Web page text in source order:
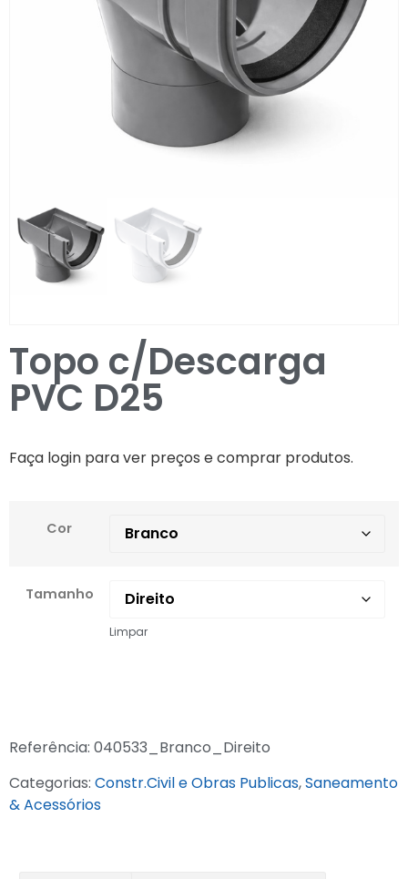
Topo c/Descarga
PVC D25
Faça login para ver preços e comprar produtos.
Cor
Tamanho
Limpar
Referência: 040533_Branco_Direito
Categorias: Constr.Civil e Obras Publicas,Saneamento
& Acessórios